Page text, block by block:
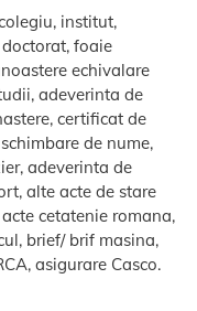
institut,
foaie
echivalare
adeverinta de
certificat de
de nume,
adeverinta de
alte acte de stare
cetatenie romana,
brief/ brif masina,
asigurare Casco.